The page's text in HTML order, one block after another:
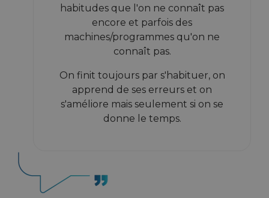
habitudes que l'on ne connaît pas
encore et parfois des
machines/programmes qu'on ne
connaît pas.
On finit toujours par s'habituer, on
apprend de ses erreurs et on
s'améliore mais seulement si on se
donne le temps.